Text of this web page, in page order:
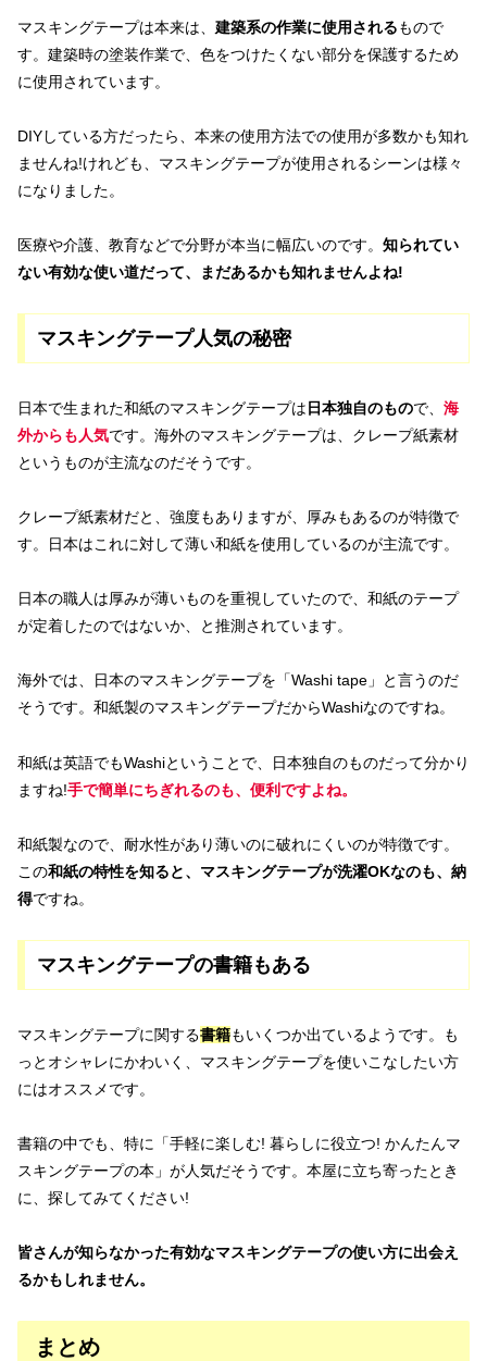
マスキングテープは本来は、 建築系の作業に使用されるもので
す。建築時の塗装作業で、色をつけたくない部分を保護するため
に使用されています。
DIYしている方だったら、本来の使用方法での使用が多数かも知れ
ませんね!けれども、マスキングテープが使用されるシーンは様々
になりました。
医療や介護、教育などで分野が本当に幅広いのです。 知られてい
ない有効な使い道だって、まだあるかも知れませんよね!
マスキングテープ人気の秘密
日本で生まれた和紙のマスキングテープは 日本独自のもので、 海
外からも人気です。海外のマスキングテープは、クレープ紙素材
というものが主流なのだそうです。
クレープ紙素材だと、強度もありますが、厚みもあるのが特徴で
す。日本はこれに対して薄い和紙を使用しているのが主流です。
日本の職人は厚みが薄いものを重視していたので、和紙のテープ
が定着したのではないか、と推測されています。
海外では、日本のマスキングテープを「Washi tape」と言うのだ
そうです。和紙製のマスキングテープだからWashiなのですね。
和紙は英語でもWashiということで、日本独自のものだって分かり
ますね!手で簡単にちぎれるのも、便利ですよね。
和紙製なので、耐水性があり薄いのに破れにくいのが特徴です。
この和紙の特性を知ると、マスキングテープが洗濯OKなのも、納
得ですね。
マスキングテープの書籍もある
マスキングテープに関する書籍もいくつか出ているようです。も
っとオシャレにかわいく、マスキングテープを使いこなしたい方
にはオススメです。
書籍の中でも、特に「手軽に楽しむ! 暮らしに役立つ! かんたんマ
スキングテープの本」が人気だそうです。本屋に立ち寄ったとき
に、探してみてください!
皆さんが知らなかった有効なマスキングテープの使い方に出会え
るかもしれません。
まとめ